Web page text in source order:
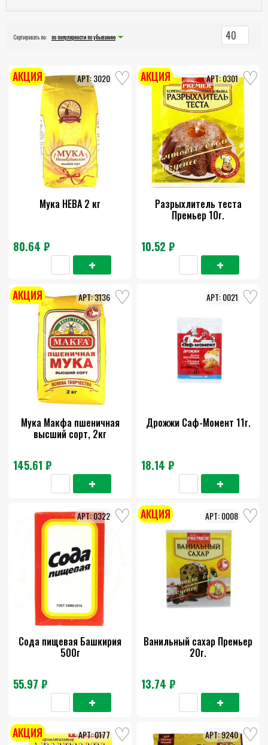
Сортировать по: по популярности по убыванию 40
Мука НЕВА 2 кг
80.64 ₽
3020
АКЦИЯ
Разрыхлитель теста
Премьер 10г.
10.52 ₽
0301
АКЦИЯ
Мука Макфа пшеничная
высший сорт, 2кг
145.61 ₽
3136
АКЦИЯ
Дрожжи Саф-Момент 11г.
18.14 ₽
0021
Сода пищевая Башкирия
500г
55.97 ₽
0322
Ванильный сахар Премьер
20г.
13.74 ₽
0008
АКЦИЯ
0177
АКЦИЯ 9240